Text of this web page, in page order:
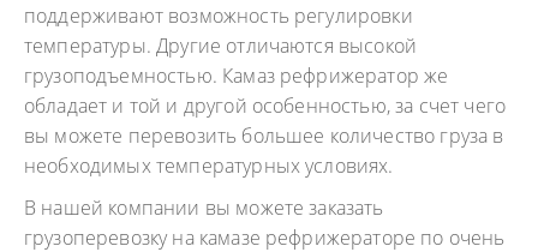
поддерживают возможность регулировки
температуры. Другие отличаются высокой
грузоподъемностью. Камаз рефрижератор же
обладает и той и другой особенностью, за счет чего
вы можете перевозить большее количество груза в
необходимых температурных условиях.
В нашей компании вы можете заказать
грузоперевозку на камазе рефрижераторе по очень